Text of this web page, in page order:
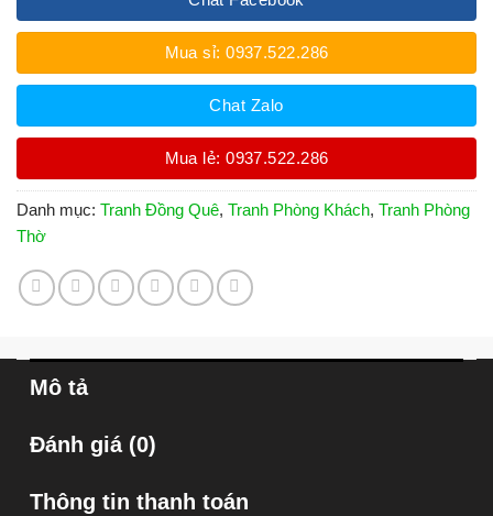
Mua sỉ: 0937.522.286
Chat Zalo
Mua lẻ: 0937.522.286
Danh mục: Tranh Đồng Quê, Tranh Phòng Khách, Tranh Phòng
Thờ
Mô tả
Đánh giá (0)
Thông tin thanh toán